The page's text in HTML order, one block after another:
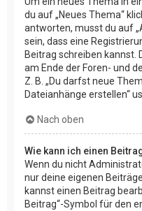
du auf „Neues Thema“
antworten, musst du auf
sein, dass eine
Beitrag schreiben kannst.
am Ende der Foren- und
Z. B. „Du darfst neue
Dateianhänge erstellen“
Nach oben
Wie kann ich einen
Wenn du nicht
nur deine eigenen
kannst einen Beitrag
Beitrag“-Symbol für den